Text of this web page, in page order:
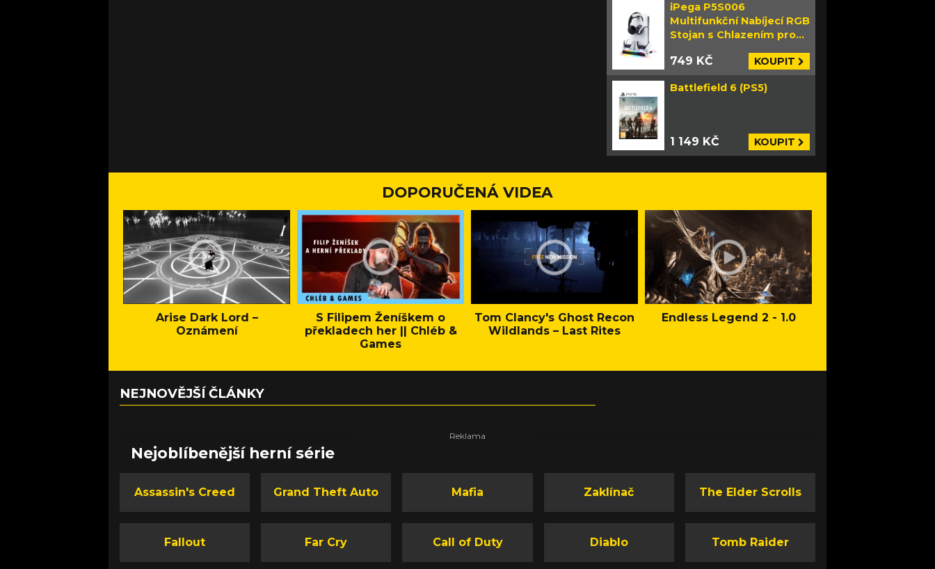
iPega P5S006
Multifunkční Nabíjecí RGB
Stojan s Chlazením pro
749 KČ KOUPIT
Battlefield 6 (PS5)
1 149 KČ KOUPIT
DOPORUČENÁ VIDEA
Arise Dark Lord –
Oznámení
S Filipem Ženíškem o
překladech her || Chléb &
Games
Tom Clancy's Ghost Recon
Wildlands – Last Rites
Endless Legend 2 - 1.0
NEJNOVĚJŠÍ ČLÁNKY
Nejoblíbenější herní série
Assassin's Creed Grand Theft Auto Mafia Zaklínač The Elder Scrolls
Fallout Far Cry Call of Duty Diablo Tomb Raider